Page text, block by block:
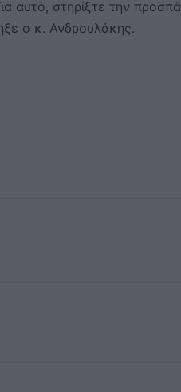
αυτό, στηρίξτε την
ο κ. Ανδρουλάκης.